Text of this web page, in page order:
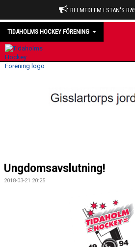
BLI MEDLEM I STAN'S
TIDAHOLMS HOCKEY FÖRENING
MATCHER
Ungdomsavslutning!
2018-03-21 20:25